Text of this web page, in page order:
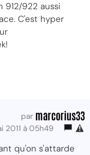
922 aussi
C'est hyper
par marcorius33
2011 à 05h49
qu'on s'attarde